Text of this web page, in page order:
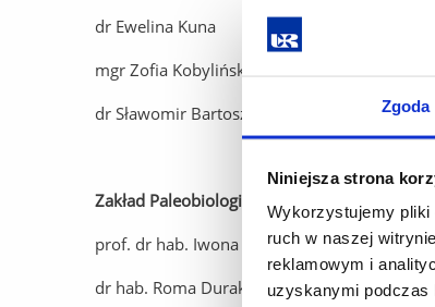
Zgoda
Niniejsza strona
Wykorzystujemy pliki
ruch w naszej
reklamowym i
uzyskanymi podczas
dr Ewelina Kuna
mgr Zofia Kobylińska
dr Sławomir Bartoszewski
Zakład Paleobiologii i Entomologii
prof. dr hab. Iwona Kania-Kłosok
dr hab. Roma Durak, prof. UR